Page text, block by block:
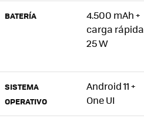
BATERÍA
4.500 mAh +
carga rápida
25 W
SISTEMA
OPERATIVO
Android 11 +
One UI